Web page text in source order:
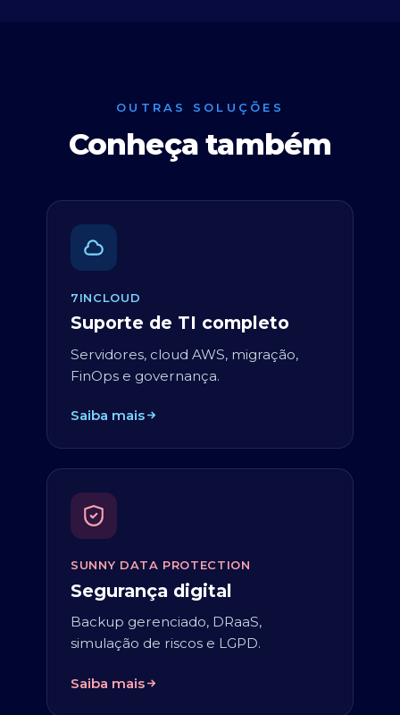
OUTRAS SOLUÇÕES
Conheça também
7INCLOUD
Suporte de TI completo
Servidores, cloud AWS, migração,
FinOps e governança.
Saiba mais
SUNNY DATA PROTECTION
Segurança digital
Backup gerenciado, DRaaS,
simulação de riscos e LGPD.
Saiba mais